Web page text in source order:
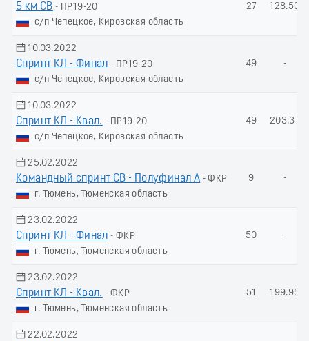
5 км СВ - ПР19-20
с/п Чепецкое, Кировская область
27 128.50
10.03.2022
Спринт КЛ - Финал - ПР19-20
с/п Чепецкое, Кировская область
49 -
10.03.2022
Спринт КЛ - Квал. - ПР19-20
с/п Чепецкое, Кировская область
49 203.37
25.02.2022
Командный спринт СВ - Полуфинал A - ФКР
г. Тюмень, Тюменская область
9 -
23.02.2022
Спринт КЛ - Финал - ФКР
г. Тюмень, Тюменская область
50 -
23.02.2022
Спринт КЛ - Квал. - ФКР
г. Тюмень, Тюменская область
51 199.95
22.02.2022